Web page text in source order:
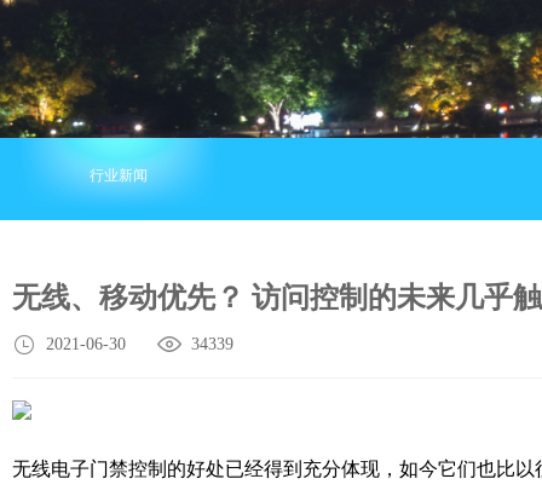
行业新闻
无线、移动优先？ 访问控制的未来几乎
2021-06-30 34339
无线电子门禁控制的好处已经得到充分体现，如今它们也比